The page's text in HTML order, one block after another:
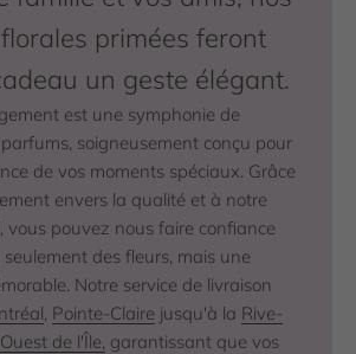
primées feront
un geste élégant.
est une symphonie de
soigneusement conçu pour
de vos moments spéciaux. Grâce
envers la qualité et à notre
vous pouvez nous faire confiance
des fleurs, mais une
Notre service de livraison
, Pointe-Claire jusqu'à la Rive-
de l'Île, garantissant que vos